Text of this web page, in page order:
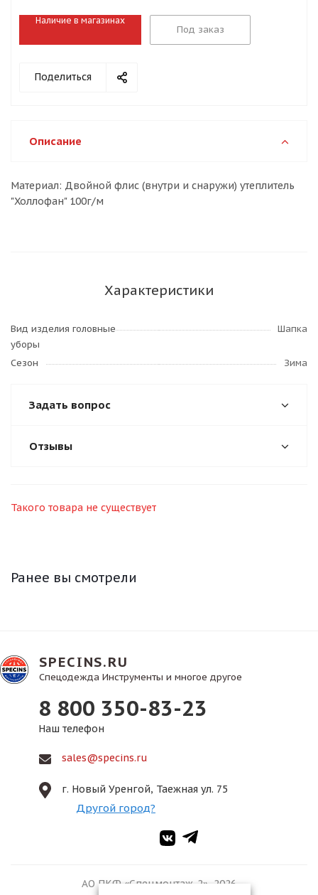
Наличие в магазинах
Под заказ
Поделиться
Описание
Материал: Двойной флис (внутри и снаружи) утеплитель
"Холлофан" 100г/м
Характеристики
Вид изделия головные
уборы
Шапка
Сезон Зима
Задать вопрос
Отзывы
Такого товара не существует
Ранее вы смотрели
SPECINS.RU
Спецодежда Инструменты и многое другое
8 800 350-83-23
Наш телефон
sales@specins.ru
г. Новый Уренгой, Таежная ул. 75
Другой город?
АО ПКФ «Спецмонтаж-2», 2026